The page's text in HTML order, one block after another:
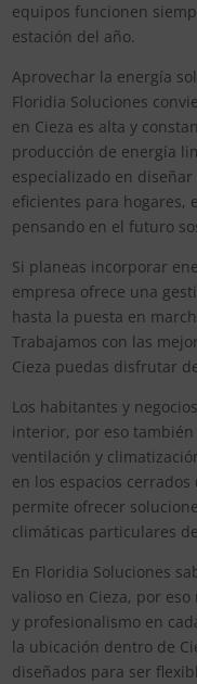
equipos funcionen
estación del año.
Aprovechar la energía
Floridia Soluciones
en Cieza es alta y
producción de energía
especializado en
eficientes para hogares,
pensando en el futuro
Si planeas incorporar
empresa ofrece una
hasta la puesta en
Trabajamos con las
Cieza puedas disfrutar
Los habitantes y
interior, por eso
ventilación y
en los espacios
permite ofrecer
climáticas particulares
En Floridia Soluciones
valioso en Cieza, por
y profesionalismo en
la ubicación dentro de
diseñados para ser